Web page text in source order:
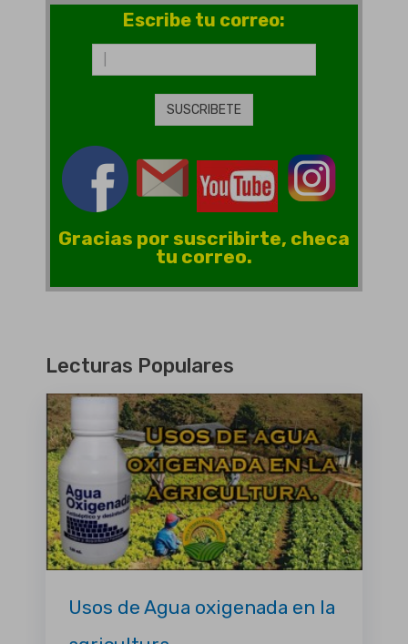
Escribe tu correo:
Gracias por suscribirte, checa
tu correo.
Lecturas Populares
Usos de Agua oxigenada en la